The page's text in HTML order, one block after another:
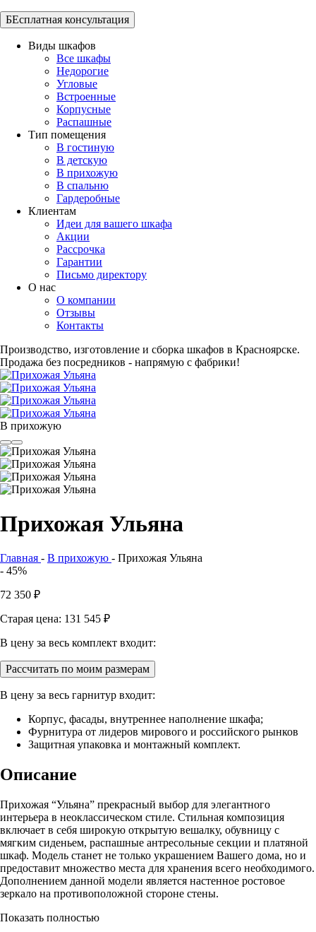
БЕсплатная консультация
Виды шкафов
Все шкафы
Недорогие
Угловые
Встроенные
Корпусные
Распашные
Тип помещения
В гостиную
В детскую
В прихожую
В спальню
Гардеробные
Клиентам
Идеи для вашего шкафа
Акции
Рассрочка
Гарантии
Письмо директору
О нас
О компании
Отзывы
Контакты
Производство, изготовление и сборка шкафов в Красноярске.
Продажа без посредников - напрямую с фабрики!
В прихожую
Прихожая Ульяна
Главная - В прихожую - Прихожая Ульяна
- 45%
72 350 ₽
Старая цена: 131 545 ₽
В цену за весь комплект входит:
Рассчитать по моим размерам
В цену за весь гарнитур входит:
Корпус, фасады, внутреннее наполнение шкафа;
Фурнитура от лидеров мирового и российского рынков
Защитная упаковка и монтажный комплект.
Описание
Прихожая “Ульяна” прекрасный выбор для элегантного
интерьера в неоклассическом стиле. Стильная композиция
включает в себя широкую открытую вешалку, обувницу с
мягким сиденьем, распашные антресольные секции и платяной
шкаф. Модель станет не только украшением Вашего дома, но и
предоставит множество места для хранения всего необходимого.
Дополнением данной модели является настенное ростовое
зеркало на противоположной стороне стены.
Показать полностью